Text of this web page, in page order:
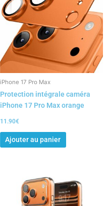
iPhone 17 Pro Max
Protection intégrale caméra
iPhone 17 Pro Max orange
11.90€
Ajouter au panier